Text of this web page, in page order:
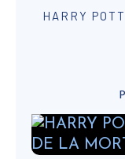
HARRY